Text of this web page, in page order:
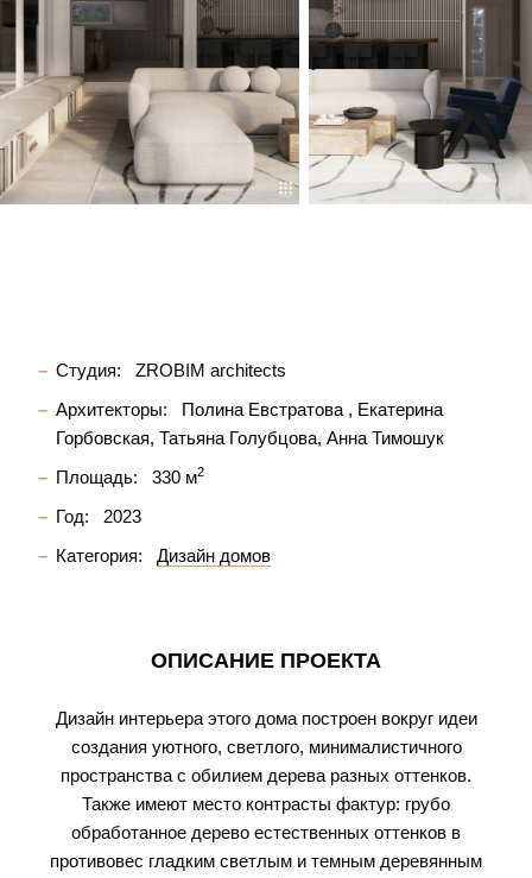
Студия:
ZROBIM architects
Архитекторы:
Полина Евстратова
Екатерина
Горбовская Татьяна Голубцова Анна Тимошук
Площадь:
330 м2
Год:
2023
Категория:
Дизайн домов
ОПИСАНИЕ ПРОЕКТА
Дизайн интерьера этого дома построен вокруг идеи
создания уютного, светлого, минималистичного
пространства с обилием дерева разных оттенков.
Также имеют место контрасты фактур: грубо
обработанное дерево естественных оттенков в
противовес гладким светлым и темным деревянным